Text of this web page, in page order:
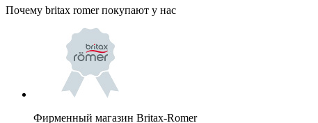
Почему britax romer покупают у нас
Фирменный магазин Britax-Romer